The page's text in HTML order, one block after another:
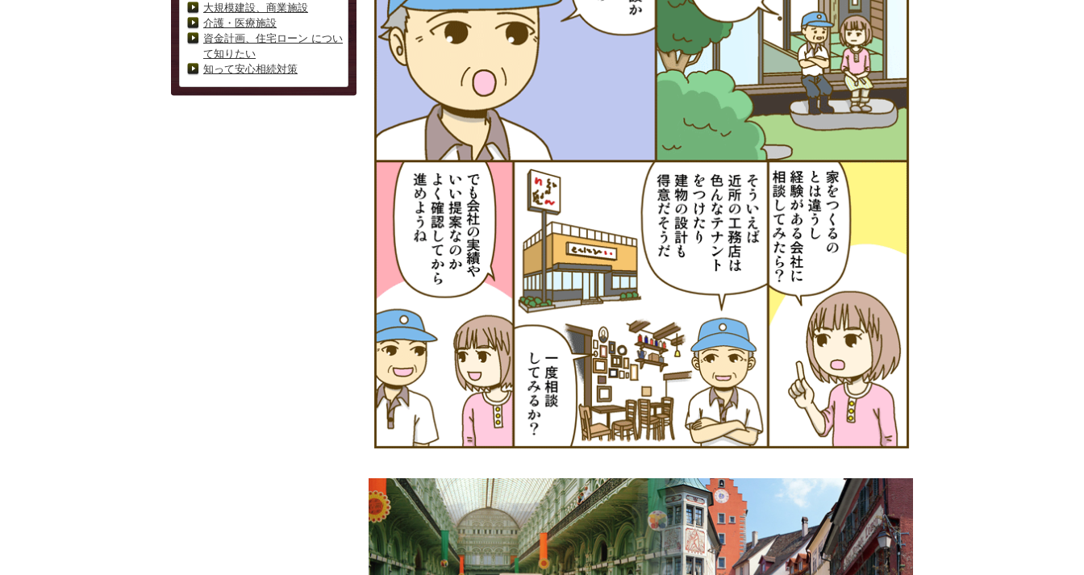
大規模建設、商業施設
介護・医療施設
資金計画、住宅ローン につい
て知りたい
知って安心相続対策